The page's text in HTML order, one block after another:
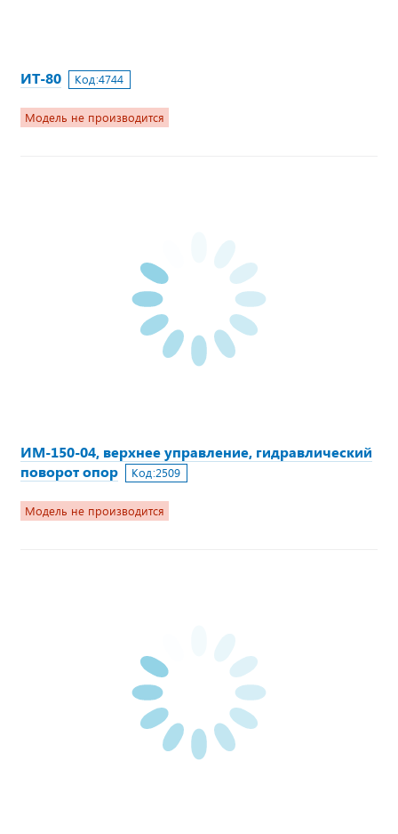
ИТ-80 Код:4744
Модель не производится
ИМ-150-04, верхнее управление, гидравлический
поворот опор
Код:2509
Модель не производится